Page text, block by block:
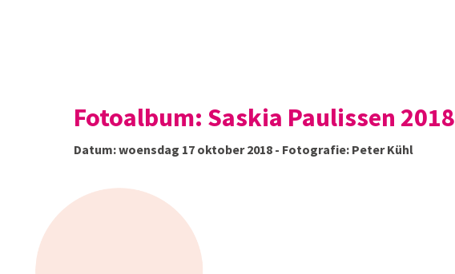
Fotoalbum: Saskia Paulissen 2018
Datum: woensdag 17 oktober 2018 - Fotografie: Peter Kühl